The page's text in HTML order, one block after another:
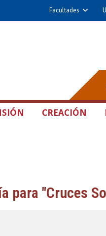
Facultades
CREACIÓN
para "Cruces